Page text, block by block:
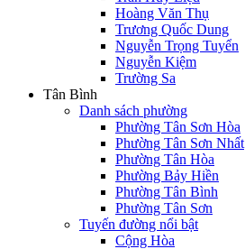
Hoàng Văn Thụ
Trương Quốc Dung
Nguyễn Trọng Tuyển
Nguyễn Kiệm
Trường Sa
Tân Bình
Danh sách phường
Phường Tân Sơn Hòa
Phường Tân Sơn Nhất
Phường Tân Hòa
Phường Bảy Hiền
Phường Tân Bình
Phường Tân Sơn
Tuyến đường nổi bật
Cộng Hòa